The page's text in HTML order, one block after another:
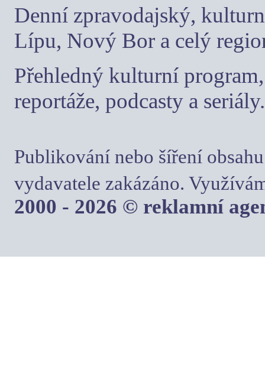
Denní zpravodajský,
Lípu, Nový Bor a celý
Přehledný kulturní
reportáže, podcasty a seriály.
Publikování nebo šíření
vydavatele zakázáno.
2000 - 2026 © reklamní